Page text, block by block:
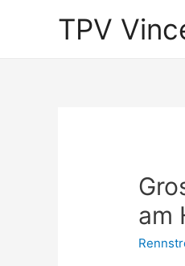
TPV
am